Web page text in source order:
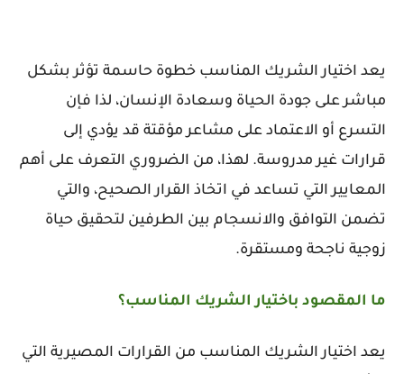
يعد اختيار الشريك المناسب خطوة حاسمة تؤثر بشكل
مباشر على جودة الحياة وسعادة الإنسان، لذا فإن
التسرع أو الاعتماد على مشاعر مؤقتة قد يؤدي إلى
قرارات غير مدروسة. لهذا، من الضروري التعرف على أهم
المعايير التي تساعد في اتخاذ القرار الصحيح، والتي
تضمن التوافق والانسجام بين الطرفين لتحقيق حياة
زوجية ناجحة ومستقرة.
ما المقصود باختيار الشريك المناسب؟
يعد اختيار الشريك المناسب من القرارات المصيرية التي